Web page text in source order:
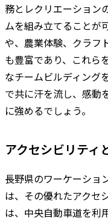
務とレクリエーション
ムを組み立てることが
や、農業体験、クラフ
も豊富であり、これら
なチームビルディング
で共に汗を流し、感動
に強めるでしょう。
アクセシビリティ
長野県のワーケーショ
は、その優れたアクセ
は、中央自動車道を利